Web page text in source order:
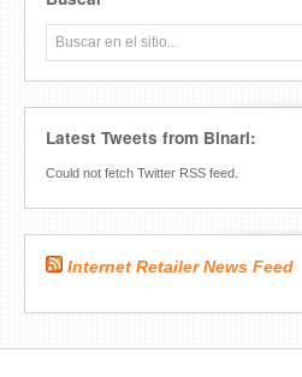
Latest Tweets from Binari:
Could not fetch Twitter RSS feed.
Internet Retailer News Feed